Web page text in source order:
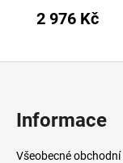
2 976 Kč
Informace
Všeobecné